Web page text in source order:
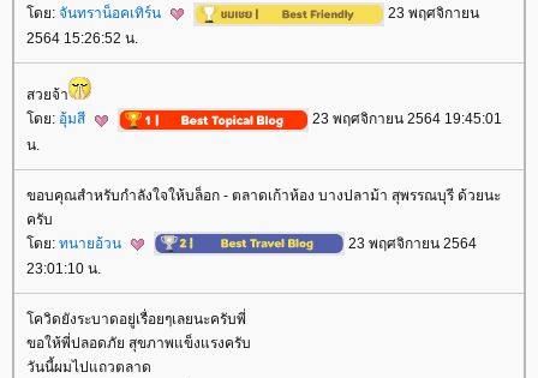
ดย: จันทราน็อคเทิร์น
23 พฤศจิกายน
2564 15:26:52 น.
สวยจ้า
ดย: อุ้มสี
23 พฤศจิกายน 2564 19:45:01
น.
ขอบคุณสำหรับกำลังใจให้บล็อก - ตลาดเก้าห้อง บางปลาม้า สุพรรณบุรี ด้วยนะ
ครับ
ดย: ทนายอ้วน
23 พฤศจิกายน 2564
23:01:10 น.
ควิดยังระบาดอยู่เรื่อยๆเลยนะครับพี่
ขอให้พี่ปลอดภัย สุขภาพแข็งแรงครับ
วันนี้ผมไปแถวตลาด